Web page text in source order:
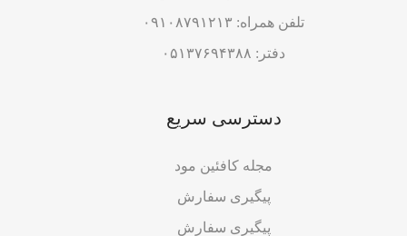
تلفن همراه: ۰۹۱۰۸۷۹۱۲۱۳
دفتر: ۰۵۱۳۷۶۹۴۳۸۸
دسترسی سریع
مجله کافئین مود
پیگیری سفارش
پیگیری سفارش